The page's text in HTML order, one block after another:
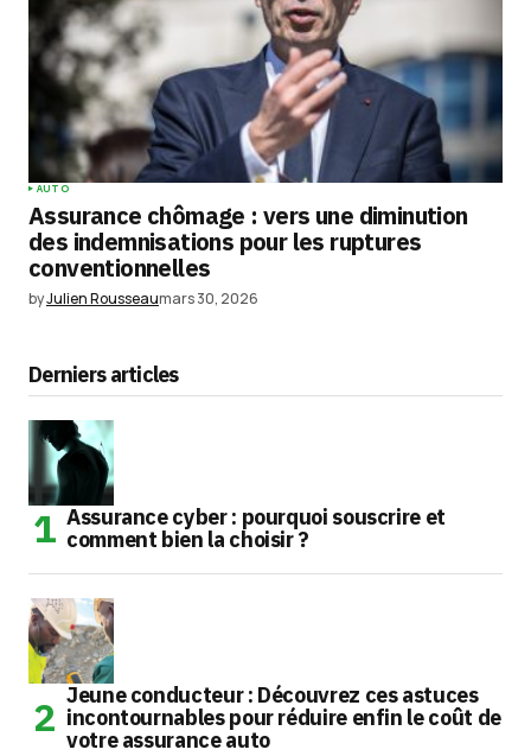
AUTO
Assurance chômage : vers une diminution
des indemnisations pour les ruptures
conventionnelles
byJulien Rousseaumars 30, 2026
Derniers articles
Assurance cyber : pourquoi souscrire et
comment bien la choisir ?
Jeune conducteur : Découvrez ces astuces
incontournables pour réduire enfin le coût de
votre assurance auto